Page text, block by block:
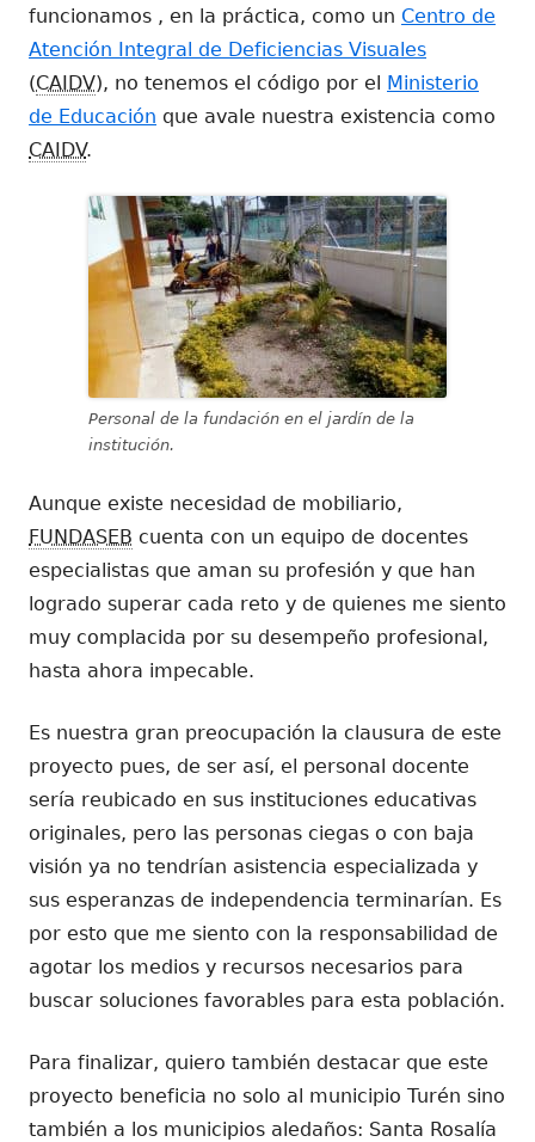
funcionamos , en la práctica, como un Centro de
Atención Integral de Deficiencias Visuales
(CAIDV), no tenemos el código por el Ministerio
de Educación que avale nuestra existencia como
CAIDV.
Personal de la fundación en el jardín de la
institución.
Aunque existe necesidad de mobiliario,
FUNDASEB cuenta con un equipo de docentes
especialistas que aman su profesión y que han
logrado superar cada reto y de quienes me siento
muy complacida por su desempeño profesional,
hasta ahora impecable.
Es nuestra gran preocupación la clausura de este
proyecto pues, de ser así, el personal docente
sería reubicado en sus instituciones educativas
originales, pero las personas ciegas o con baja
visión ya no tendrían asistencia especializada y
sus esperanzas de independencia terminarían. Es
por esto que me siento con la responsabilidad de
agotar los medios y recursos necesarios para
buscar soluciones favorables para esta población.
Para finalizar, quiero también destacar que este
proyecto beneficia no solo al municipio Turén sino
también a los municipios aledaños: Santa Rosalía